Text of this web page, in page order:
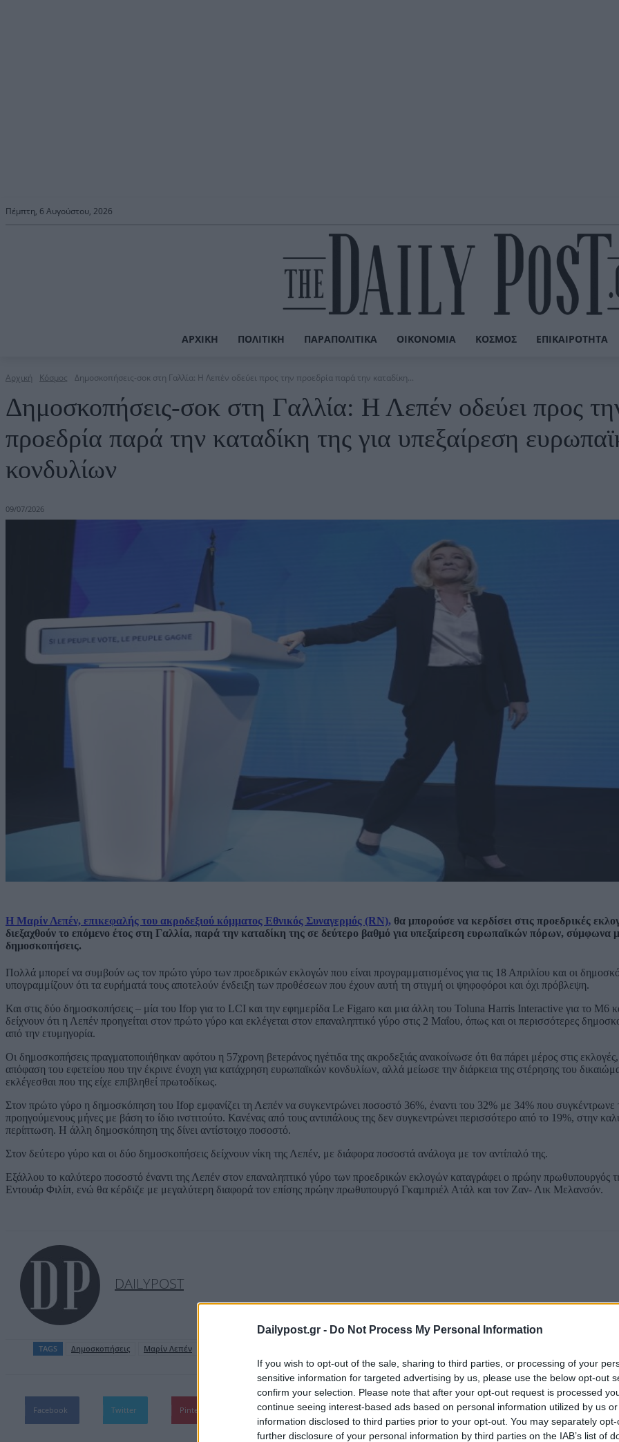
Dailypost.gr - Do Not Process My Personal Information
If you wish to opt-out of the sale, sharing to third parties, or processing of your
sensitive information for targeted advertising by us, please use the below opt-out
confirm your selection. Please note that after your opt-out request is processed
continue seeing interest-based ads based on personal information utilized by us
information disclosed to third parties prior to your opt-out. You may separately
further disclosure of your personal information by third parties on the IAB’s list of
Πέμπτη, 6 Αυγούστου, 2026
ΑΡΧΙΚΉ ΠΟΛΙΤΙΚΉ ΠΑΡΑΠΟΛΙΤΙΚΆ ΟΙΚΟΝΟΜΊΑ ΚΌΣΜΟΣ ΕΠΙΚΑΙΡΌΤΗΤΑ
Αρχική Κόσμος Δημοσκοπήσεις-σοκ στη Γαλλία: Η Λεπέν οδεύει προς την προεδρία παρά την καταδίκη...
Δημοσκοπήσεις-σοκ στη Γαλλία: Η Λεπέν οδεύει προς
προεδρία παρά την καταδίκη της για υπεξαίρεση
κονδυλίων
09/07/2026
Η Μαρίν Λεπέν, επικεφαλής του ακροδεξιού κόμματος Εθνικός Συναγερμός (RN), θα μπορούσε να κερδίσει στις προεδρικές
διεξαχθούν το επόμενο έτος στη Γαλλία, παρά την καταδίκη της σε δεύτερο βαθμό για υπεξαίρεση ευρωπαϊκών πόρων, σύμφωνα
δημοσκοπήσεις.
Πολλά μπορεί να συμβούν ως τον πρώτο γύρο των προεδρικών εκλογών που είναι προγραμματισμένος για τις 18 Απριλίου και οι
υπογραμμίζουν ότι τα ευρήματά τους αποτελούν ένδειξη των προθέσεων που έχουν αυτή τη στιγμή οι ψηφοφόροι και όχι πρόβλεψη.
Και στις δύο δημοσκοπήσεις – μία του Ifop για το LCI και την εφημερίδα Le Figaro και μια άλλη του Toluna Harris Interactive για το Μ6
δείχνουν ότι η Λεπέν προηγείται στον πρώτο γύρο και εκλέγεται στον επαναληπτικό γύρο στις 2 Μαΐου, όπως και οι περισσότερες
από την ετυμηγορία.
Οι δημοσκοπήσεις πραγματοποιήθηκαν αφότου η 57χρονη βετεράνος ηγέτιδα της ακροδεξιάς ανακοίνωσε ότι θα πάρει μέρος στις
απόφαση του εφετείου που την έκρινε ένοχη για κατάχρηση ευρωπαϊκών κονδυλίων, αλλά μείωσε την διάρκεια της στέρησης του
εκλέγεσθαι που της είχε επιβληθεί πρωτοδίκως.
Στον πρώτο γύρο η δημοσκόπηση του Ifop εμφανίζει τη Λεπέν να συγκεντρώνει ποσοστό 36%, έναντι του 32% με 34% που συγκέντρωνε
προηγούμενους μήνες με βάση το ίδιο ινστιτούτο. Κανένας από τους αντιπάλους της δεν συγκεντρώνει περισσότερο από το 19%, στην
περίπτωση. Η άλλη δημοσκόπηση της δίνει αντίστοιχο ποσοστό.
Στον δεύτερο γύρο και οι δύο δημοσκοπήσεις δείχνουν νίκη της Λεπέν, με διάφορα ποσοστά ανάλογα με τον αντίπαλό της.
Εξάλλου το καλύτερο ποσοστό έναντι της Λεπέν στον επαναληπτικό γύρο των προεδρικών εκλογών καταγράφει ο πρώην πρωθυπουργός
Εντουάρ Φιλίπ, ενώ θα κέρδιζε με μεγαλύτερη διαφορά τον επίσης πρώην πρωθυπουργό Γκαμπριέλ Ατάλ και τον Ζαν- Λικ Μελανσόν.
DAILYPOST
TAGS Δημοσκοπήσεις Μαρίν Λεπέν
Facebook Twitter Pinterest WhatsApp